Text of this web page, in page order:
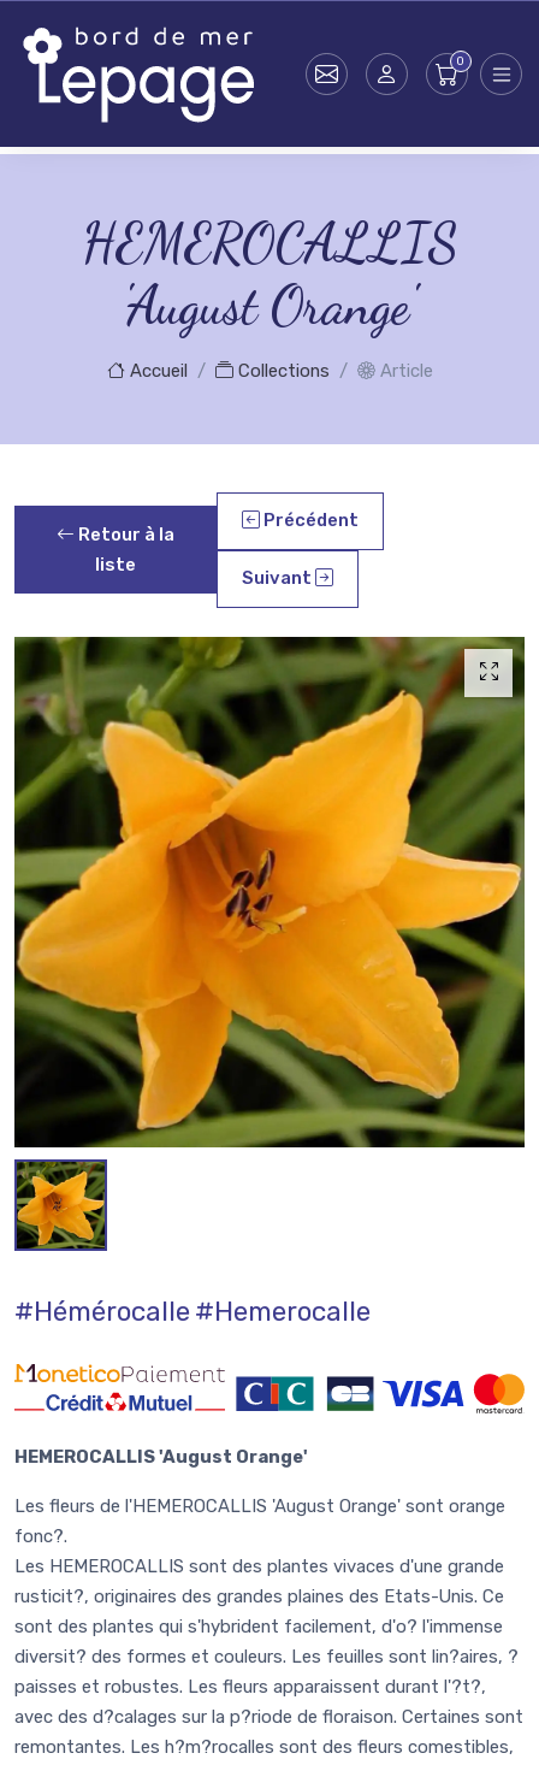
HEMEROCALLIS
'August Orange'
Accueil Collections Article
Retour à la
liste
Précédent
Suivant
#Hémérocalle#Hemerocalle
HEMEROCALLIS 'August Orange'
Les fleurs de l'HEMEROCALLIS 'August Orange' sont orange
fonc?.
Les HEMEROCALLIS sont des plantes vivaces d'une grande
rusticit?, originaires des grandes plaines des Etats-Unis. Ce
sont des plantes qui s'hybrident facilement, d'o? l'immense
diversit? des formes et couleurs. Les feuilles sont lin?aires, ?
paisses et robustes. Les fleurs apparaissent durant l'?t?,
avec des d?calages sur la p?riode de floraison. Certaines sont
remontantes. Les h?m?rocalles sont des fleurs comestibles,